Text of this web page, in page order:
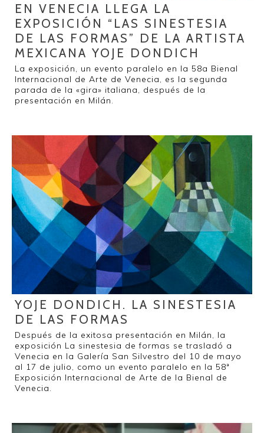
EN VENECIA LLEGA LA
EXPOSICIÓN “LAS SINESTESIA
DE LAS FORMAS” DE LA ARTISTA
MEXICANA YOJE DONDICH
La exposición, un evento paralelo en la 58a Bienal
Internacional de Arte de Venecia, es la segunda
parada de la «gira» italiana, después de la
presentación en Milán.
YOJE DONDICH. LA SINESTESIA
DE LAS FORMAS
Después de la exitosa presentación en Milán, la
exposición La sinestesia de formas se trasladó a
Venecia en la Galería San Silvestro del 10 de mayo
al 17 de julio, como un evento paralelo en la 58ª
Exposición Internacional de Arte de la Bienal de
Venecia.